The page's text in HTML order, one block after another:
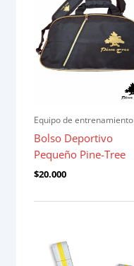
Equipo de entrenamiento
Bolso Deportivo
Pequeño Pine-Tree
$20.000